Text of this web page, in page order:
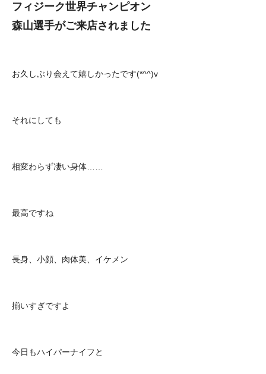
フィジーク世界チャンピオン
森山選手がご来店されました
お久しぶり会えて嬉しかったです(*^^)v
それにしても
相変わらず凄い身体……
最高ですね
長身、小顔、肉体美、イケメン
揃いすぎですよ
今日もハイパーナイフと